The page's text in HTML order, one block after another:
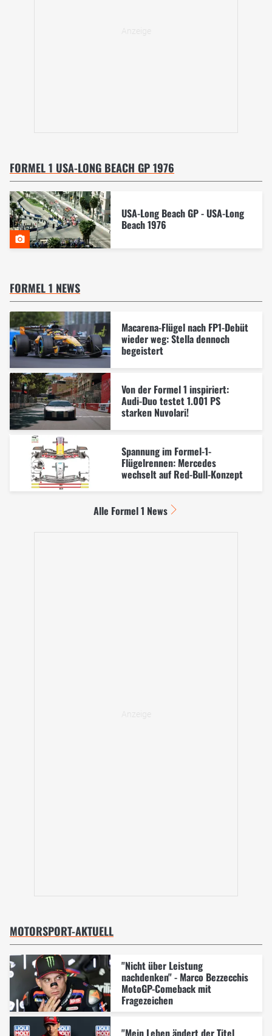
FORMEL 1 USA-LONG BEACH GP 1976
USA-Long Beach GP - USA-Long
Beach 1976
FORMEL 1 NEWS
Macarena-Flügel nach FP1-Debüt
wieder weg: Stella dennoch
begeistert
Von der Formel 1 inspiriert:
Audi-Duo testet 1.001 PS
starken Nuvolari!
Spannung im Formel-1-
Flügelrennen: Mercedes
wechselt auf Red-Bull-Konzept
Alle Formel 1 News
MOTORSPORT-AKTUELL
"Nicht über Leistung
nachdenken" - Marco Bezzecchis
MotoGP-Comeback mit
Fragezeichen
"Mein Leben ändert der Titel